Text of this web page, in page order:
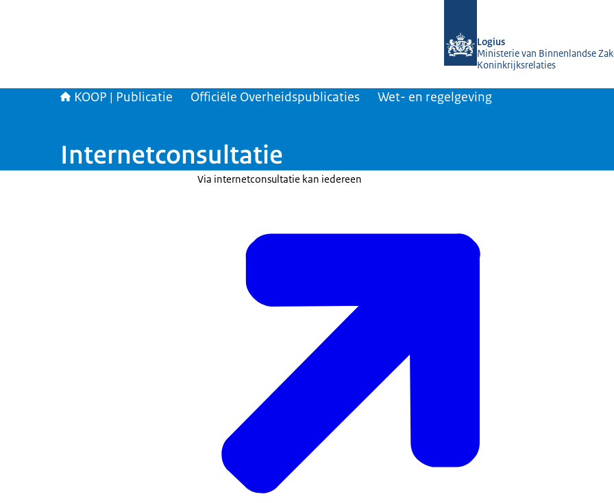
Logius
Ministerie van Binnenlandse
Koninkrijksrelaties
KOOP | Publicatie Officiële Overheidspublicaties Wet- en regelgeving
Internetconsultatie
Via internetconsultatie kan iedereen